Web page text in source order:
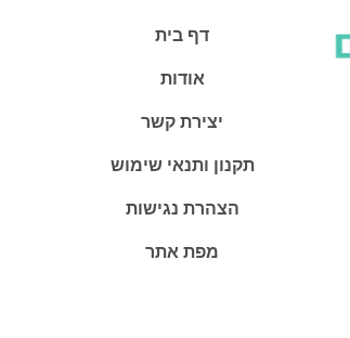
דף בית
אודות
יצירת קשר
תקנון ותנאי שימוש
הצהרת נגישות
מפת אתר